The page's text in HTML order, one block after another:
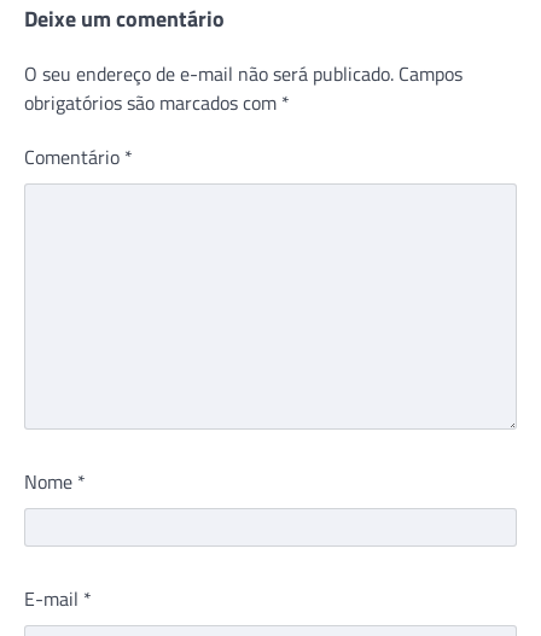
Deixe um comentário
O seu endereço de e-mail não será publicado. Campos
obrigatórios são marcados com *
Comentário *
Nome *
E-mail *